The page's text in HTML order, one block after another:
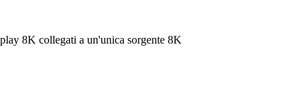
8K collegati a un'unica sorgente 8K